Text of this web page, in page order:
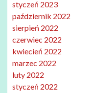
styczeń 2023
październik 2022
sierpień 2022
czerwiec 2022
kwiecień 2022
marzec 2022
luty 2022
styczeń 2022